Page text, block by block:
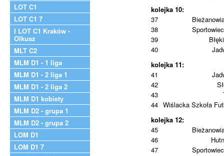
LOT C1
LOT C1 7
I LOT C1 Kraków -
Olkusz
MLT C2
MLM D1 - 1 liga
MLM D1 - 2 liga 1
MLM D1 - 2 liga 2
MLM D1 kobiety
MLM D2 - grupa 1
MLM D2 - grupa 2
LOM D1
LOM D1 7
kolejka 10:
37
38
39
40
kolejka 11:
41
42
43
44 Wiślacka Szkoła
kolejka 12:
45
46
47